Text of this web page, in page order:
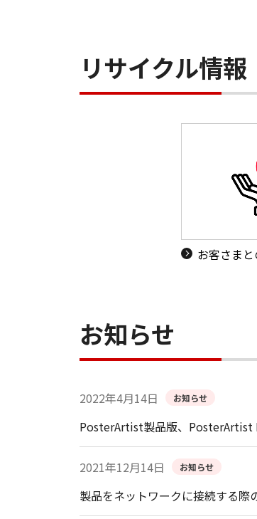
リサイクル情報
お客さま
お知らせ
2022年4月14日 お知らせ
PosterArtist製品版、PosterArtist
2021年12月14日 お知らせ
製品をネットワークに接続する際